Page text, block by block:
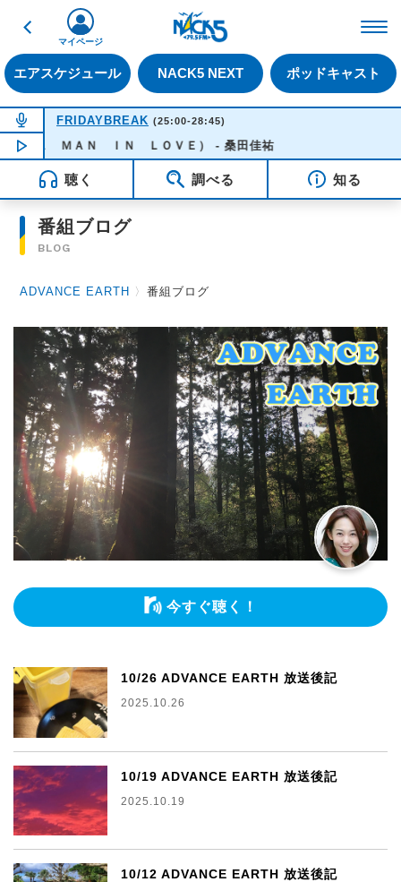
戻る
エアスケジュール NACK5 NEXT ポッドキャスト
マイページ
NOW ON AIR
FRIDAYBREAK (25:00-28:45)
NOW PLAYING 03:40
Ａ ＭＡＮ ＩＮ ＬＯＶＥ） - 桑田佳祐
聴く 調べる 知る
番組ブログ
BLOG
ADVANCE EARTH 〉番組ブログ
今すぐ聴く！
10/26 ADVANCE EARTH 放送後記
2025.10.26
10/19 ADVANCE EARTH 放送後記
2025.10.19
10/12 ADVANCE EARTH 放送後記